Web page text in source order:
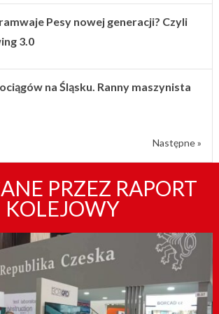
Pesy nowej generacji? Czyli
3.0
na Śląsku. Ranny maszynista
Następne »
PRZEZ RAPORT
KOLEJOWY